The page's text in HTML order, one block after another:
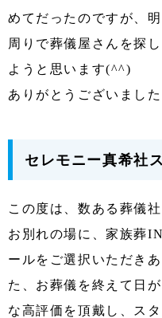
めてだったのですが、
周りで葬儀屋さんを探
ようと思います(^^)
ありがとうございました
セレモニー真希社
この度は、数ある葬儀
お別れの場に、家族葬
ールをご選択いただき
た、お葬儀を終えて日
な高評価を頂戴し、ス